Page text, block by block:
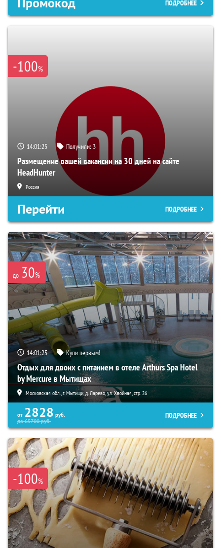
ПОДРОБНЕЕ
-100%
14:01:24 Получили: 3
Размещение вашей вакансии на 30 дней на сайте
HeadHunter
Россия
Перейти ПОДРОБНЕЕ
до 30%
14:01:24 Купи первым!
Отдых для двоих с питанием в отеле Arthurs Spa Hotel
by Mercure в Мытищах
Московская обл., г. Мытищи, д. Ларево, ул. Хвойная, стр. 26
от 2828 руб.
до65700руб.
ПОДРОБНЕЕ
-100%